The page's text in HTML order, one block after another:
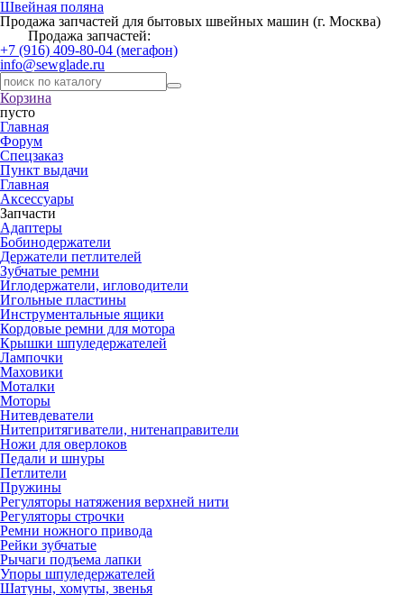
Швейная поляна
Продажа запчастей для бытовых швейных машин (г. Москва)
Продажа запчастей:
+7 (916) 409-80-04 (мегафон)
info@sewglade.ru
Корзина
пусто
Главная
Форум
Спецзаказ
Пункт выдачи
Главная
Аксессуары
Запчасти
Адаптеры
Бобинодержатели
Держатели петлителей
Зубчатые ремни
Иглодержатели, игловодители
Игольные пластины
Инструментальные ящики
Кордовые ремни для мотора
Крышки шпуледержателей
Лампочки
Маховики
Моталки
Моторы
Нитевдеватели
Нитепритягиватели, нитенаправители
Ножи для оверлоков
Педали и шнуры
Петлители
Пружины
Регуляторы натяжения верхней нити
Регуляторы строчки
Ремни ножного привода
Рейки зубчатые
Рычаги подъема лапки
Упоры шпуледержателей
Шатуны, хомуты, звенья